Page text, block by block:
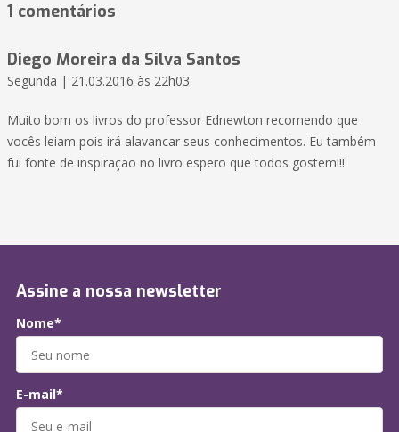
1 comentários
Diego Moreira da Silva Santos
Segunda | 21.03.2016 às 22h03
Muito bom os livros do professor Ednewton recomendo que
vocês leiam pois irá alavancar seus conhecimentos. Eu também
fui fonte de inspiração no livro espero que todos gostem!!!
Assine a nossa newsletter
Nome*
E-mail*